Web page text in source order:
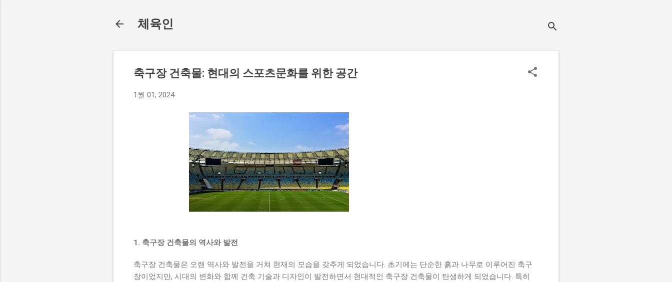
체육인
축구장 건축물: 현대의 스포츠문화를 위한 공간
1월 01, 2024
1. 축구장 건축물의 역사와 발전
축구장 건축물은 오랜 역사와 발전을 거쳐 현재의 모습을 갖추게 되었습니다. 초기에는 단순한 흙과 나무로 이루어진 축구
장이었지만, 시대의 변화와 함께 건축 기술과 디자인이 발전하면서 현대적인 축구장 건축물이 탄생하게 되었습니다. 특히